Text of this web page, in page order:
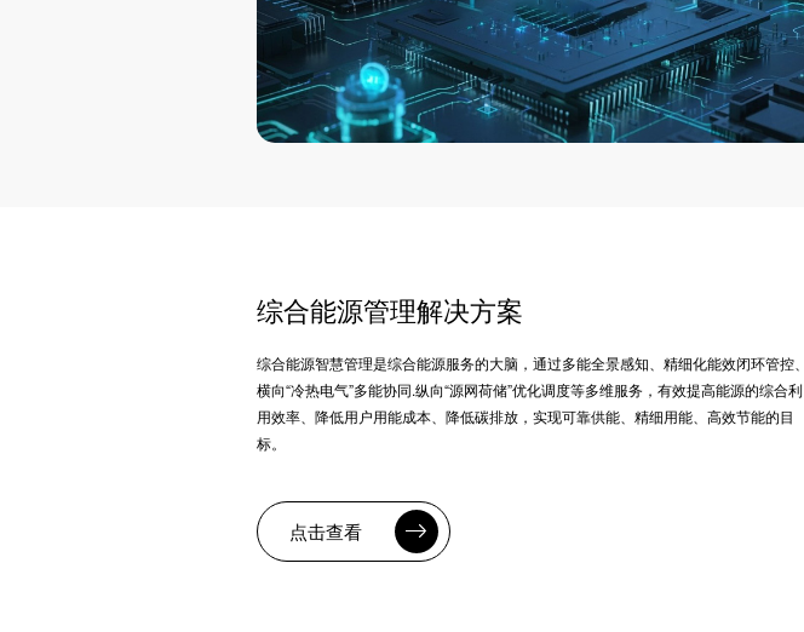
综合能源管理解决方案
综合能源智慧管理是综合能源服务的大脑，通过多能全景感知、精细化能效闭环管控、
横向“冷热电气”多能协同.纵向“源网荷储”优化调度等多维服务，有效提高能源的综合利
用效率、降低用户用能成本、降低碳排放，实现可靠供能、精细用能、高效节能的目
标。
点击查看